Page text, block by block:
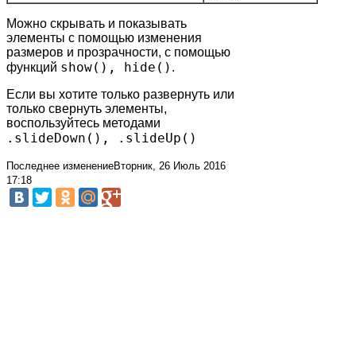
Можно скрывать и показывать
элементы с помощью изменения
размеров и прозрачности, с помощью
функций show(), hide() .
Если вы хотите только развернуть или
только свернуть элементы,
воспользуйтесь методами
.slideDown(), .slideUp()
Последнее изменениеВторник, 26 Июль 2016
17:18